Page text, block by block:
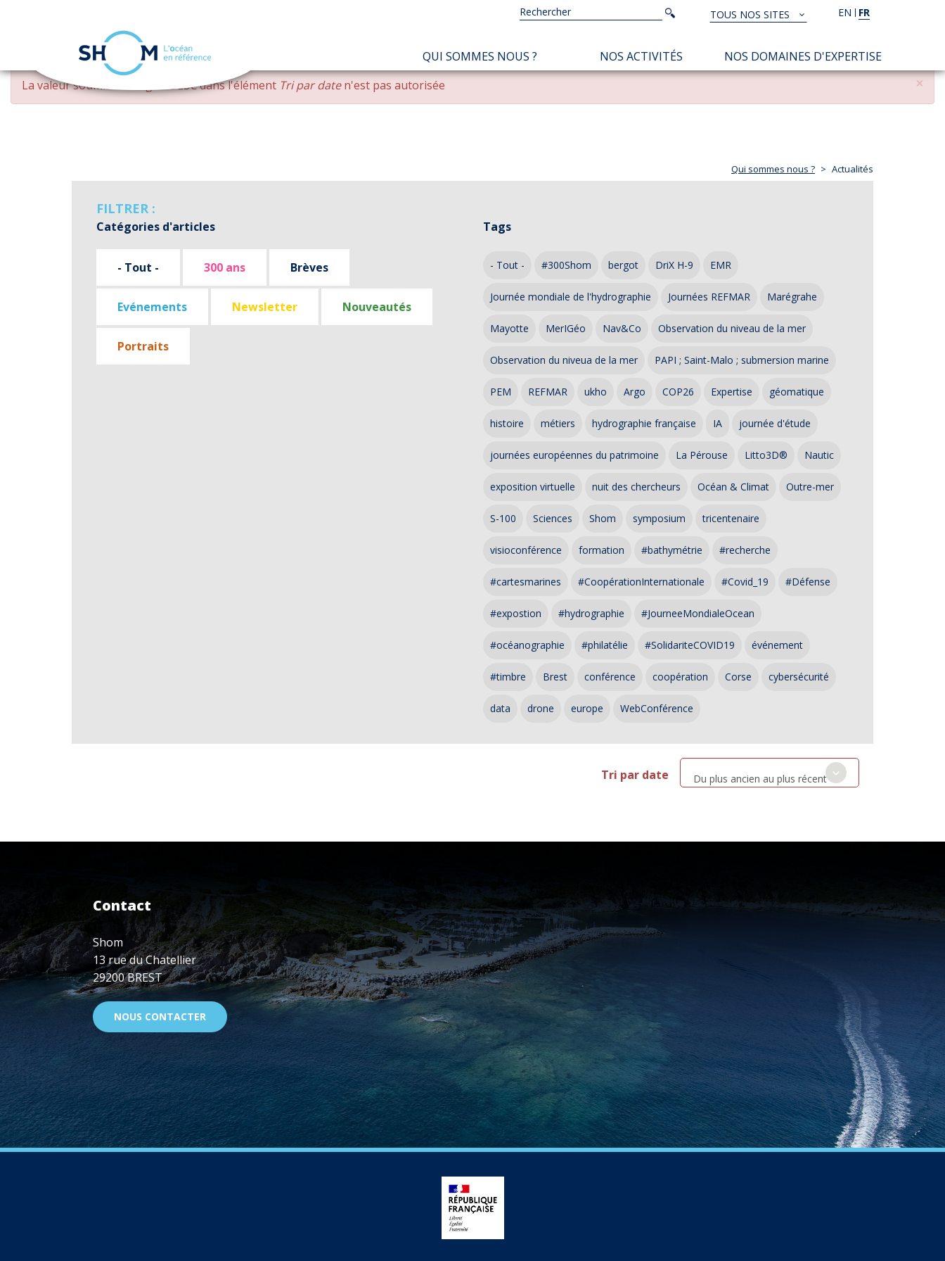
Aller
contenu
EN FR
TOUS
NOS
SITES
TOUS NOS SITES
Rechercher
Rechercher
NAVIGATION
PRINCIPALE
QUI SOMMES NOUS ? NOS ACTIVITÉS NOS DOMAINES D'EXPERTISE
×
MESSAGE
D'ERREUR
La valeur soumise changed DESCdans l'élément Tri par daten'est pas autorisée
Qui sommes nous ? Actualités
FILTRER :
Catégories d'articles
- Tout - 300 ans Brèves
Evénements Newsletter Nouveautés
Portraits
Tags
- Tout - #300Shom bergot DriX H-9 EMR
Journée mondiale de l'hydrographie Journées REFMAR Marégrahe
Mayotte MerIGéo Nav&Co Observation du niveau de la mer
Observation du niveua de la mer PAPI ; Saint-Malo ; submersion marine
PEM REFMAR ukho Argo COP26 Expertise géomatique
histoire métiers hydrographie française IA journée d'étude
journées européennes du patrimoine La Pérouse Litto3D® Nautic
exposition virtuelle nuit des chercheurs Océan & Climat Outre-mer
S-100 Sciences Shom symposium tricentenaire
visioconférence formation #bathymétrie #recherche
#cartesmarines #CoopérationInternationale #Covid_19 #Défense
#expostion #hydrographie #JourneeMondialeOcean
#océanographie #philatélie #SolidariteCOVID19 événement
#timbre Brest conférence coopération Corse cybersécurité
data drone europe WebConférence
Tri par date Du plus ancien au plus récent
Contact
Shom
13 rue du Chatellier
29200 BREST
NOUS CONTACTER